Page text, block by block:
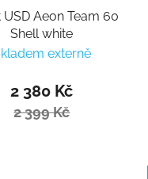
USD Aeon Team 60
Shell white
externě
2 380 Kč
2 399 Kč